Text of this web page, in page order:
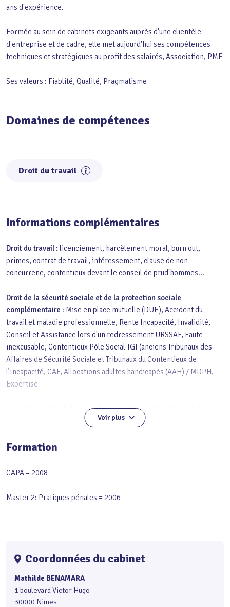
ans d'expérience.
Formée au sein de cabinets exigeants auprès d'une clientèle
d'entreprise et de cadre, elle met aujourd'hui ses compétences
techniques et stratégiques au profit des salairés, Association, PME
Ses valeurs : Fiablité, Qualité, Pragmatisme
Domaines de compétences
Droit du travail
Informations complémentaires
Droit du travail : licenciement, harcèlement moral, burn out,
primes, contrat de travail, intéressement, clause de non
concurrene, contentieux devant le conseil de prud'hommes...
Droit de la sécurité sociale et de la protection sociale
complémentaire : Mise en place mutuelle (DUE), Accident du
travail et maladie professionnelle, Rente Incapacité, Invalidité,
Conseil et Assistance lors d'un redressement URSSAF, Faute
inexcusable, Contentieux Pôle Social TGI (anciens Tribunaux des
Affaires de Sécurité Sociale et Tribunaux du Contentieux de
l’Incapacité, CAF, Allocations adultes handicapés (AAH) / MDPH,
Expertise
Formation en droit du travaillauprès des élus Comité social et
Voir plus
Formation
CAPA = 2008
Master 2: Pratiques pénales = 2006
Coordonnées du cabinet
Mathilde BENAMARA
1 boulevard Victor Hugo
30000 Nimes